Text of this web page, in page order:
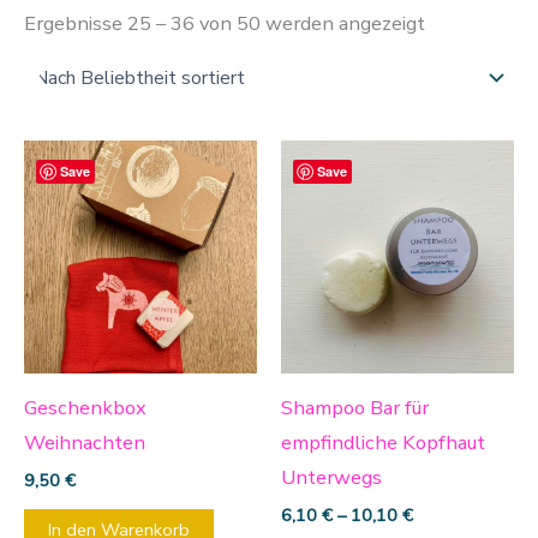
Ergebnisse 25 – 36 von 50 werden angezeigt
Save
Geschenkbox
Weihnachten
9,50 €
In den Warenkorb
Save
Shampoo Bar für
empfindliche Kopfhaut
Unterwegs
6,10 €– 10,10 €